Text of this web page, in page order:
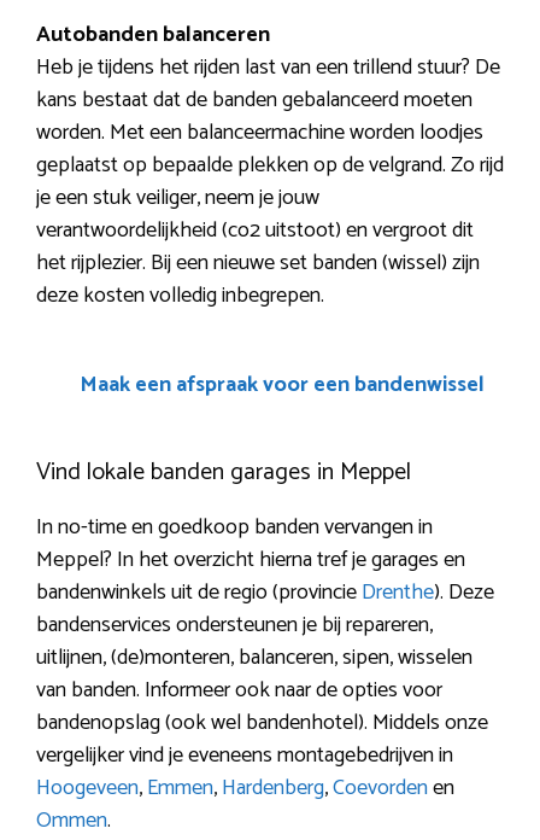
Autobanden balanceren
Heb je tijdens het rijden last van een trillend stuur? De
kans bestaat dat de banden gebalanceerd moeten
worden. Met een balanceermachine worden loodjes
geplaatst op bepaalde plekken op de velgrand. Zo rijd
je een stuk veiliger, neem je jouw
verantwoordelijkheid (co2 uitstoot) en vergroot dit
het rijplezier. Bij een nieuwe set banden (wissel) zijn
deze kosten volledig inbegrepen.
Maak een afspraak voor een bandenwissel
Vind lokale banden garages in Meppel
In no-time en goedkoop banden vervangen in
Meppel? In het overzicht hierna tref je garages en
bandenwinkels uit de regio (provincieDrenthe). Deze
bandenservices ondersteunen je bij repareren,
uitlijnen, (de)monteren, balanceren, sipen, wisselen
van banden. Informeer ook naar de opties voor
bandenopslag (ook wel bandenhotel). Middels onze
vergelijker vind je eveneens montagebedrijven in
Hoogeveen,Emmen,Hardenberg,Coevordenen
Ommen.